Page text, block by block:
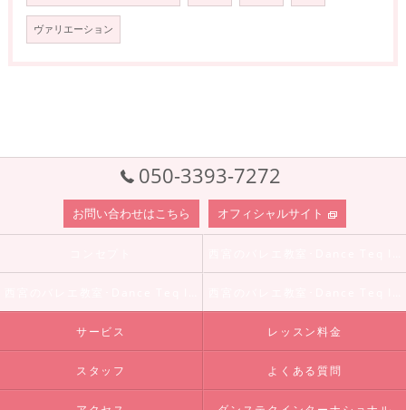
ヴァリエーション
050-3393-7272
お問い合わせはこちら オフィシャルサイト
サービス レッスン料金
スタッフ よくある質問